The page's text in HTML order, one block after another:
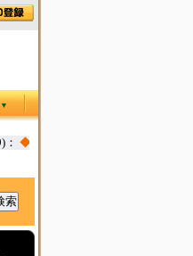
▼
◆カヤック オタリア360T 一部生